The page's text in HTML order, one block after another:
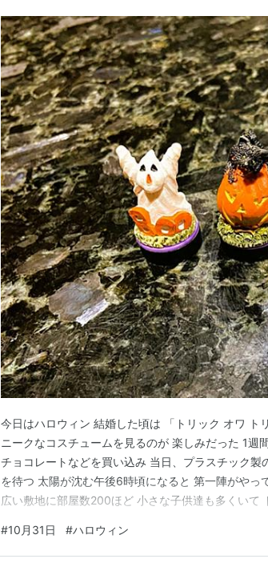
今日はハロウィン 結婚した頃は 「トリック オワ ト
ニークなコスチュームを見るのが 楽しみだった 1週
チョコレートなどを買い込み 当日、プラスチック製
を待つ 太陽が沈む午後6時頃になると 第一陣がやっ
広い敷地に部屋数200ほど 小さな子供達も多くいて
後半 いつの頃からか 暗くなったら見知らぬ家には
住んでいた賃貸住宅で…
#10月31日 #ハロウィン